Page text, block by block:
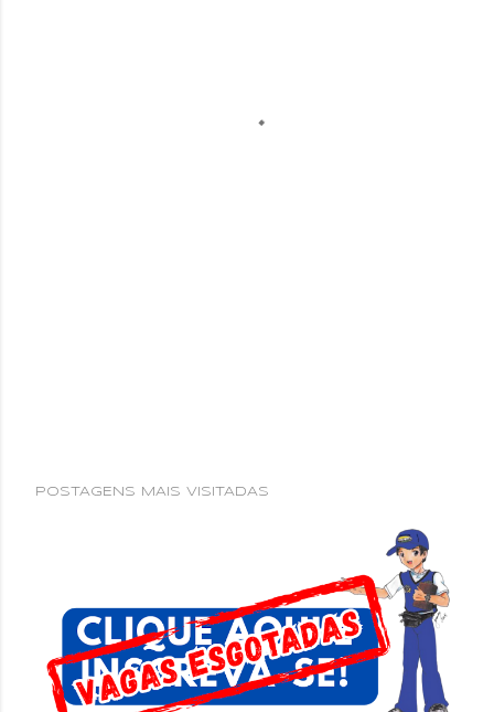
POSTAGENS MAIS VISITADAS